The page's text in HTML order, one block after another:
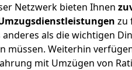
Netzwerk bieten Ihnen
zu
anderes als die wichtigen
müssen. Weiterhin
mit Umzügen von